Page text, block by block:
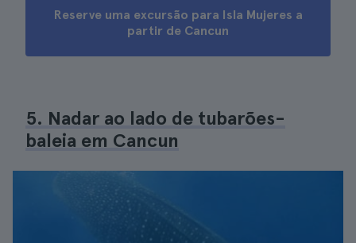
Reserve uma excursão para Isla Mujeres a
partir de Cancun
5. Nadar ao lado de tubarões-
baleia em Cancun